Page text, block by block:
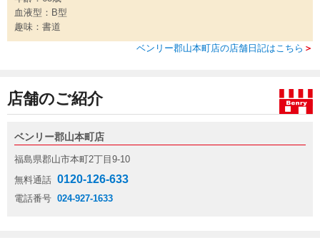
血液型：B型
趣味：書道
ベンリー郡山本町店の店舗日記はこちら ＞
店舗のご紹介
ベンリー郡山本町店
福島県郡山市本町2丁目9-10
無料通話 0120-126-633
電話番号 024-927-1633